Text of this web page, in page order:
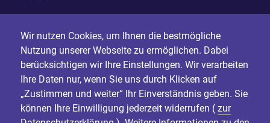
Wir nutzen Cookies, um Ihnen die bestmögliche
Nutzung unserer Webseite zu ermöglichen. Dabei
berücksichtigen wir Ihre Einstellungen. Wir verarbeiten
Ihre Daten nur, wenn Sie uns durch Klicken auf
„Zustimmen und weiter“ Ihr Einverständnis geben. Sie
können Ihre Einwilligung jederzeit widerrufen ( zur